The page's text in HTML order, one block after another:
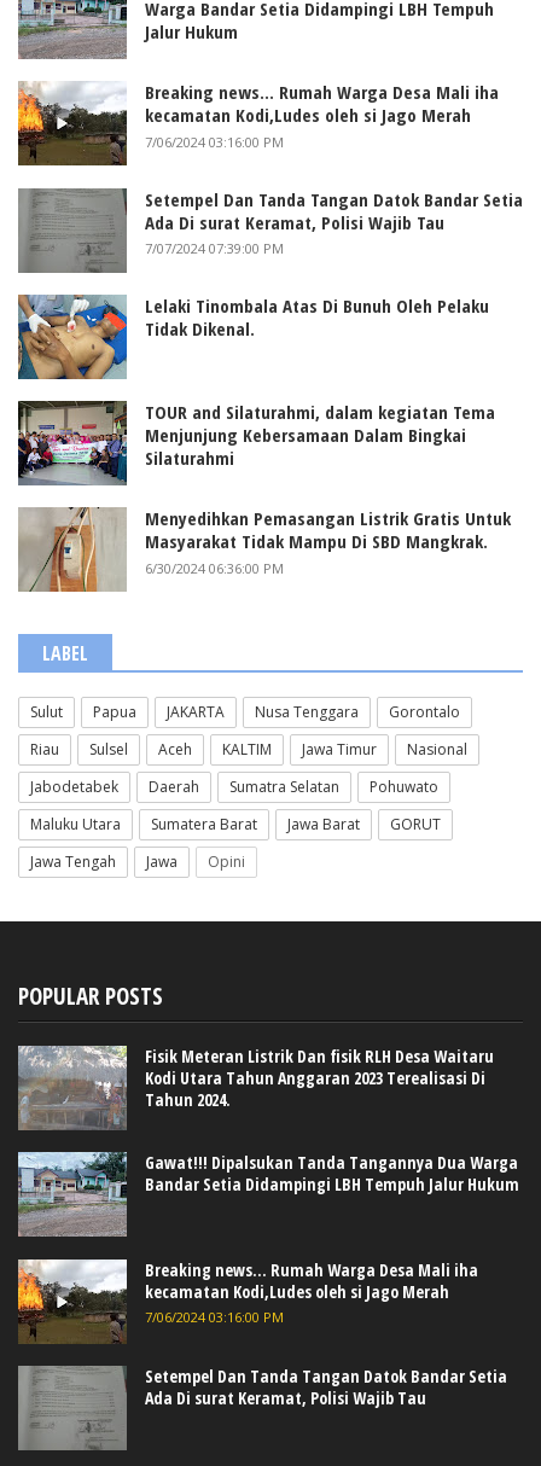
Warga Bandar Setia Didampingi LBH Tempuh
Jalur Hukum
Breaking news... Rumah Warga Desa Mali iha
kecamatan Kodi,Ludes oleh si Jago Merah
7/06/2024 03:16:00 PM
Setempel Dan Tanda Tangan Datok Bandar Setia
Ada Di surat Keramat, Polisi Wajib Tau
7/07/2024 07:39:00 PM
Lelaki Tinombala Atas Di Bunuh Oleh Pelaku
Tidak Dikenal.
TOUR and Silaturahmi, dalam kegiatan Tema
Menjunjung Kebersamaan Dalam Bingkai
Silaturahmi
Menyedihkan Pemasangan Listrik Gratis Untuk
Masyarakat Tidak Mampu Di SBD Mangkrak.
6/30/2024 06:36:00 PM
LABEL
Sulut Papua JAKARTA Nusa Tenggara
Gorontalo
Riau
Sulsel Aceh KALTIM Jawa Timur
Nasional
Jabodetabek
Daerah Sumatra Selatan
Pohuwato
Maluku Utara
Sumatera Barat Jawa Barat
GORUT
Jawa Tengah
Jawa Opini
POPULAR POSTS
Fisik Meteran Listrik Dan fisik RLH Desa Waitaru
Kodi Utara Tahun Anggaran 2023 Terealisasi Di
Tahun 2024.
Gawat!!! Dipalsukan Tanda Tangannya Dua Warga
Bandar Setia Didampingi LBH Tempuh Jalur Hukum
Breaking news... Rumah Warga Desa Mali iha
kecamatan Kodi,Ludes oleh si Jago Merah
7/06/2024 03:16:00 PM
Setempel Dan Tanda Tangan Datok Bandar Setia
Ada Di surat Keramat, Polisi Wajib Tau